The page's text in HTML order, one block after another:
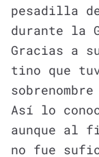
pesadilla
durante la
Gracias a
tino que
sobrenombre
Así lo
aunque al
no fue